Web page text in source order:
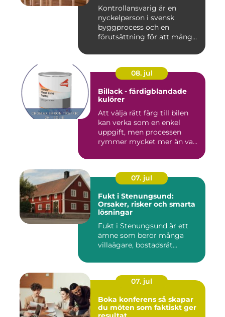
Kontrollansvarig är en
nyckelperson i svensk
byggprocess och en
förutsättning för att många
08. jul
Billack - färdigblandade
kulörer
Att välja rätt färg till bilen
kan verka som en enkel
uppgift, men processen
rymmer mycket mer än va...
07. jul
Fukt i Stenungsund:
Orsaker, risker och smarta
lösningar
Fukt i Stenungsund är ett
ämne som berör många
villaägare, bostadsrät...
07. jul
Boka konferens så skapar
du möten som faktiskt ger